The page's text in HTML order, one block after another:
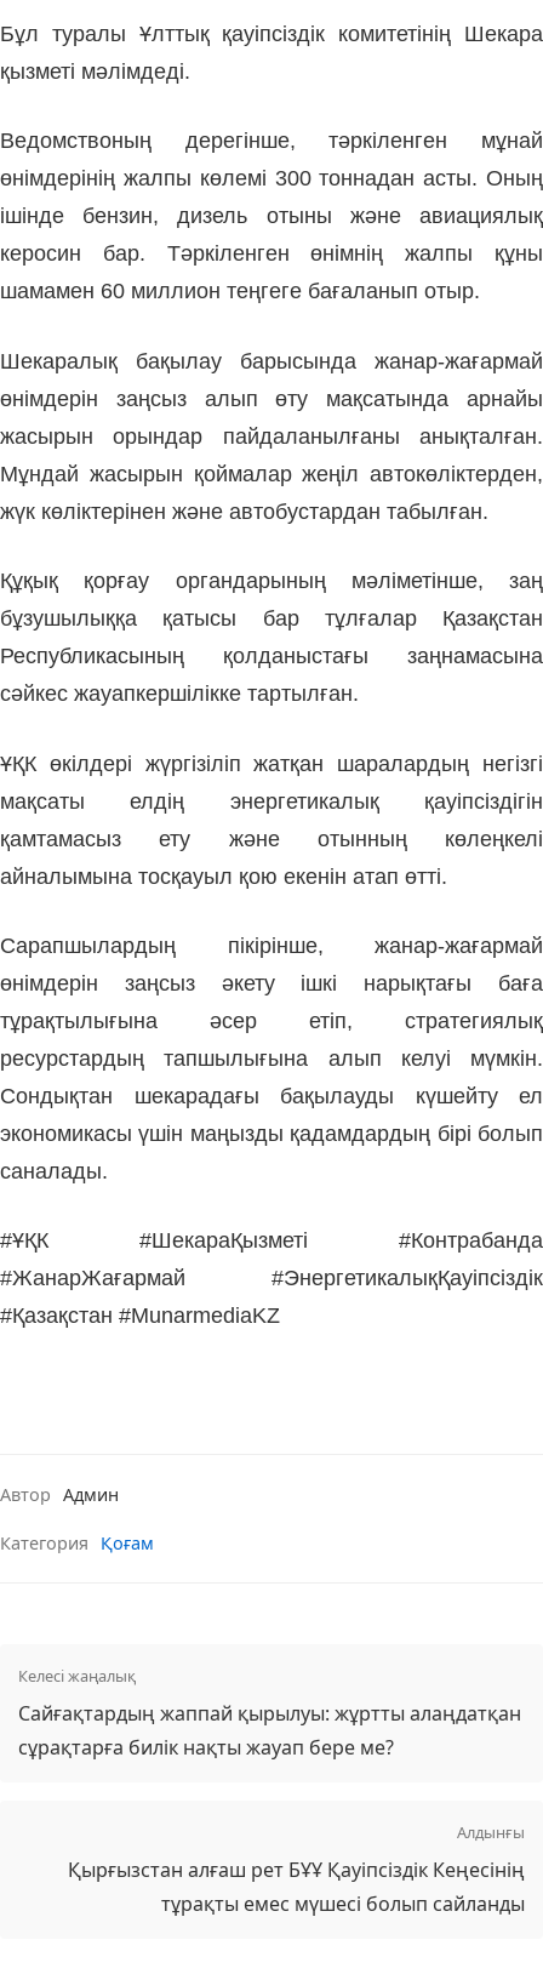
Бұл туралы Ұлттық қауіпсіздік комитетінің Шекара
қызметі мәлімдеді.
Ведомствоның дерегінше, тәркіленген мұнай
өнімдерінің жалпы көлемі 300 тоннадан асты. Оның
ішінде бензин, дизель отыны және авиациялық
керосин бар. Тәркіленген өнімнің жалпы құны
шамамен 60 миллион теңгеге бағаланып отыр.
Шекаралық бақылау барысында жанар-жағармай
өнімдерін заңсыз алып өту мақсатында арнайы
жасырын орындар пайдаланылғаны анықталған.
Мұндай жасырын қоймалар жеңіл автокөліктерден,
жүк көліктерінен және автобустардан табылған.
Құқық қорғау органдарының мәліметінше, заң
бұзушылыққа қатысы бар тұлғалар Қазақстан
Республикасының қолданыстағы заңнамасына
сәйкес жауапкершілікке тартылған.
ҰҚК өкілдері жүргізіліп жатқан шаралардың негізгі
мақсаты елдің энергетикалық қауіпсіздігін
қамтамасыз ету және отынның көлеңкелі
айналымына тосқауыл қою екенін атап өтті.
Сарапшылардың пікірінше, жанар-жағармай
өнімдерін заңсыз әкету ішкі нарықтағы баға
тұрақтылығына әсер етіп, стратегиялық
ресурстардың тапшылығына алып келуі мүмкін.
Сондықтан шекарадағы бақылауды күшейту ел
экономикасы үшін маңызды қадамдардың бірі болып
саналады.
#ҰҚК #ШекараҚызметі #Контрабанда
#ЖанарЖағармай #ЭнергетикалықҚауіпсіздік
#Қазақстан #MunarmediaKZ
Автор Админ
Категория Қоғам
Келесі жаңалық
Сайғақтардың жаппай қырылуы: жұртты алаңдатқан
сұрақтарға билік нақты жауап бере ме?
Алдынғы
Қырғызстан алғаш рет БҰҰ Қауіпсіздік Кеңесінің
тұрақты емес мүшесі болып сайланды